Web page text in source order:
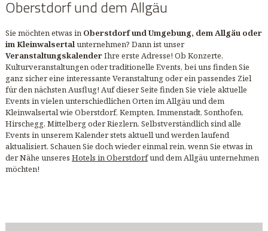
Oberstdorf und dem Allgäu
Sie möchten etwas in Oberstdorf und Umgebung, dem Allgäu oder
im Kleinwalsertalunternehmen? Dann ist unser
VeranstaltungskalenderIhre erste Adresse! Ob Konzerte,
Kulturveranstaltungen oder traditionelle Events, bei uns finden Sie
ganz sicher eine interessante Veranstaltung oder ein passendes Ziel
für den nächsten Ausflug! Auf dieser Seite finden Sie viele aktuelle
Events in vielen unterschiedlichen Orten im Allgäu und dem
Kleinwalsertal wie Oberstdorf, Kempten, Immenstadt, Sonthofen,
Hirschegg, Mittelberg oder Riezlern. Selbstverständlich sind alle
Events in unserem Kalender stets aktuell und werden laufend
aktualisiert. Schauen Sie doch wieder einmal rein, wenn Sie etwas in
der Nähe unseres Hotels in Oberstdorfund dem Allgäu unternehmen
möchten!